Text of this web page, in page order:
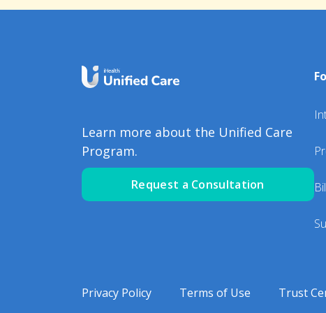
Learn more about the Unified Care
Program.
Request a Consultation
Privacy Policy Terms of Use Trust